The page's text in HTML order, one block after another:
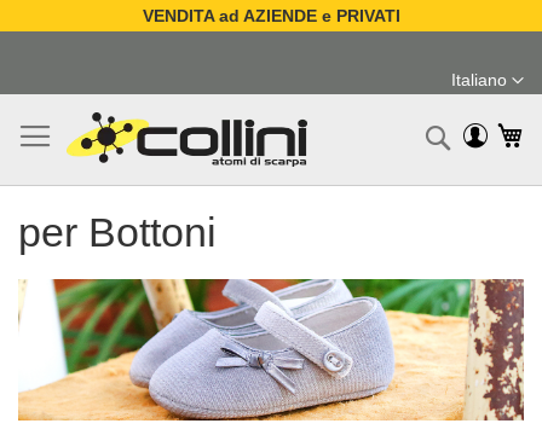
VENDITA ad AZIENDE e PRIVATI
contenuto
Lingua
Italiano
per Bottoni